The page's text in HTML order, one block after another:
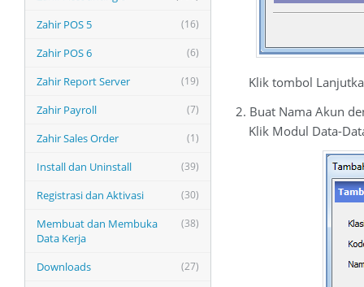
(16)
Zahir POS 5
(6)
Zahir POS 6
(19)
Zahir Report Server
(7)
Zahir Payroll
(1)
Zahir Sales Order
(39)
Install dan Uninstall
(30)
Registrasi dan Aktivasi
(38)
Membuat dan Membuka
Data Kerja
(27)
Downloads
Klik tombol
2. Buat Nama Akun
Klik Modul Data-